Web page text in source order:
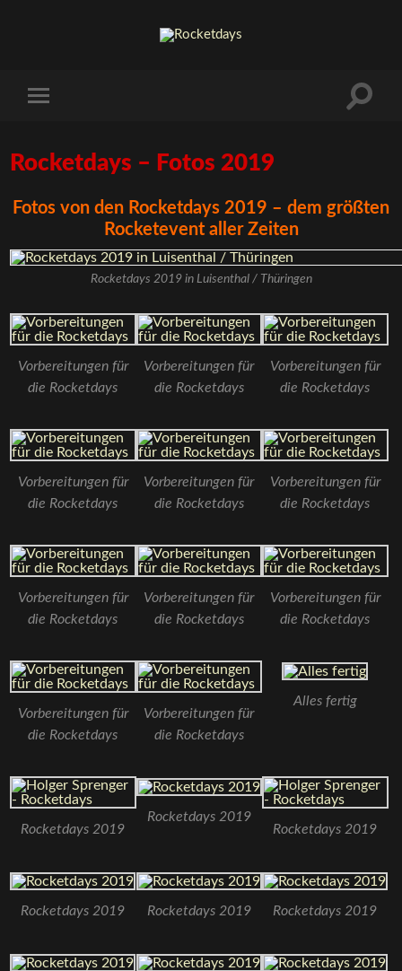
Rocketdays – Fotos 2019
Fotos von den Rocketdays 2019 – dem größten
Rocketevent aller Zeiten
Rocketdays 2019 in Luisenthal / Thüringen
Vorbereitungen für
die Rocketdays
Vorbereitungen für
die Rocketdays
Vorbereitungen für
die Rocketdays
Vorbereitungen für
die Rocketdays
Vorbereitungen für
die Rocketdays
Vorbereitungen für
die Rocketdays
Vorbereitungen für
die Rocketdays
Vorbereitungen für
die Rocketdays
Vorbereitungen für
die Rocketdays
Vorbereitungen für
die Rocketdays
Vorbereitungen für
die Rocketdays
Alles fertig
Rocketdays 2019
Rocketdays 2019
Rocketdays 2019
Rocketdays 2019 Rocketdays 2019 Rocketdays 2019